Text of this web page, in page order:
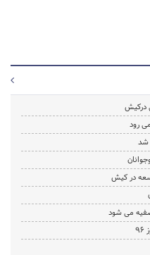
درکیش
رود
شد
در کیش